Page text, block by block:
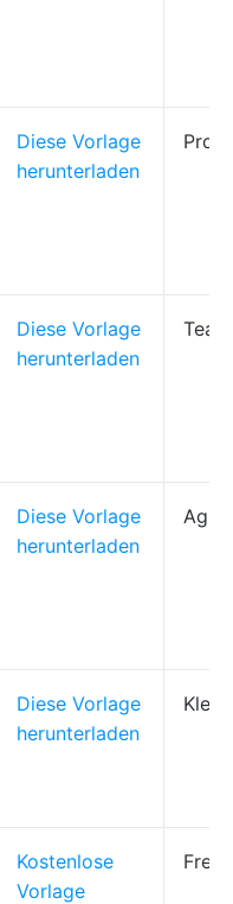
Diese Vorlage
herunterladen
Diese Vorlage
herunterladen
Diese Vorlage
herunterladen
Agile
Diese Vorlage
herunterladen
Kostenlose
Vorlage